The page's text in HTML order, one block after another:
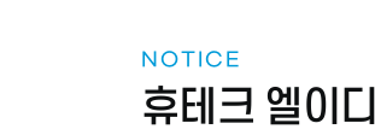
NOTICE
휴테크 엘이디